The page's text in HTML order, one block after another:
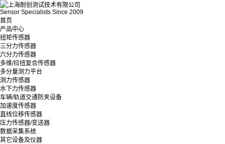
Sensor Specialists Since 2009
首页
产品中心
扭矩传感器
三分力传感器
六分力传感器
多维/拉扭复合传感器
多分量测力平台
测力传感器
水下力传感器
车辆/轨道交通防夹设备
加速度传感器
直线位移传感器
压力传感器/变送器
数据采集系统
其它设备及仪器